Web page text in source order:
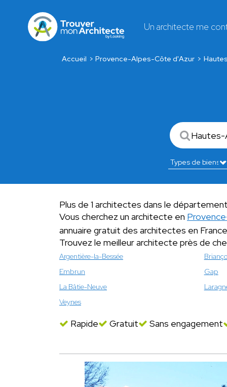
Un architecte me
Accueil Provence-Alpes-Côte d'Azur
Plus de 1 architectes dans le
Vous cherchez un architecte en
annuaire gratuit des architectes en
Trouvez le meilleur architecte près de
Argentière-la-Bessée
Embrun
Gap
La Bâtie-Neuve
Veynes
Rapide Gratuit Sans engagement